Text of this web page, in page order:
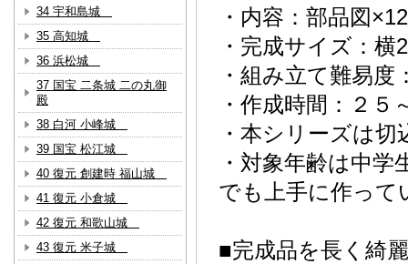
・内容：部品図
・完成サイズ：横
・組み立て難易
・作成時間：２
・本シリーズは
・対象年齢は中
でも上手に作っ
■完成品を長く綺
34 宇和島城
35 高知城
36 浜松城
37 国宝 二条城 二の丸御
殿
38 白河 小峰城
39 国宝 松江城
40 復元 創建時 福山城
41 復元 小倉城
42 復元 和歌山城
43 復元 米子城